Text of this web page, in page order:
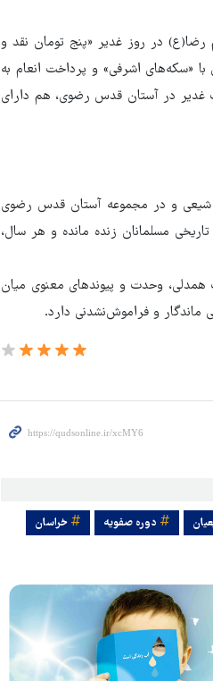
حرم مطهر امام رضا(ع) در روز غدیر «پنج تومان نقد و
با «سکه‌های اشرفی» و پرداخت انعام به
غدیر در آستان قدس رضوی، هم دارای
شیعی و در مجموعه آستان قدس رضوی
مسلمانان زنده مانده و هر سال،
همدلی، وحدت و پیوندهای معنوی میان
ماندگار و فراموش‌نشدنی دارد.
دوره صفویه خراسان